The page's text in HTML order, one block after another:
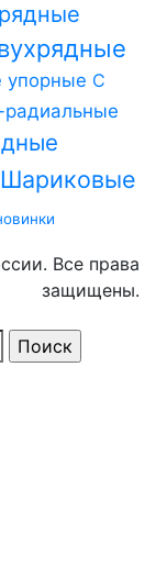
упорные С
Шариковые
Все права
защищены.